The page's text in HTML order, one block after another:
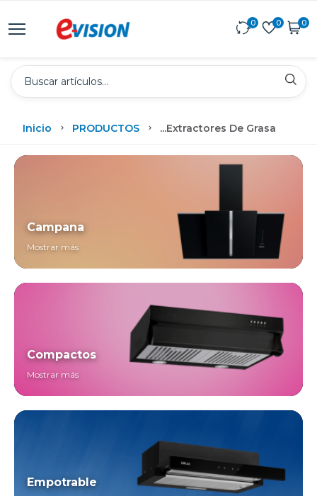
0 0 0
Inicio PRODUCTOS ...Extractores De Grasa
Campana
Mostrar más
Compactos
Mostrar más
Empotrable